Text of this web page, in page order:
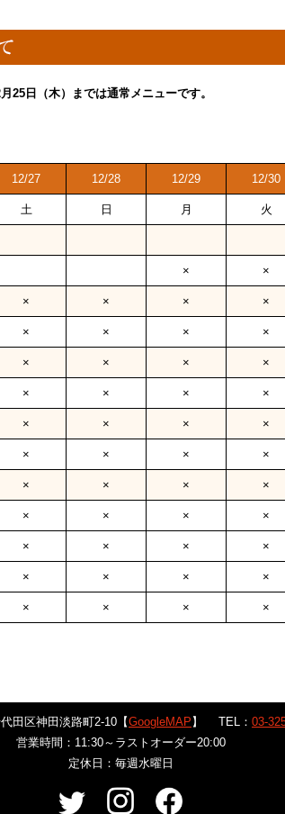
25日（木）までは通常メニューです。
12/27 12/28 12/29 12/30
土 日 月 火
× ×
× × × ×
× × × ×
× × × ×
× × × ×
× × × ×
× × × ×
× × × ×
× × × ×
× × × ×
× × × ×
× × × ×
田区神田淡路町2-10【GoogleMAP 】 TEL： 03-
営業時間：11:30～ラストオーダー20:00
定休日：毎週水曜日